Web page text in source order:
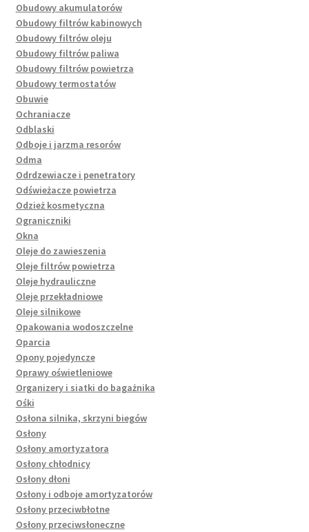
Obudowy akumulatorów
Obudowy filtrów kabinowych
Obudowy filtrów oleju
Obudowy filtrów paliwa
Obudowy filtrów powietrza
Obudowy termostatów
Obuwie
Ochraniacze
Odblaski
Odboje i jarzma resorów
Odma
Odrdzewiacze i penetratory
Odświeżacze powietrza
Odzież kosmetyczna
Ograniczniki
Okna
Oleje do zawieszenia
Oleje filtrów powietrza
Oleje hydrauliczne
Oleje przekładniowe
Oleje silnikowe
Opakowania wodoszczelne
Oparcia
Opony pojedyncze
Oprawy oświetleniowe
Organizery i siatki do bagażnika
Ośki
Osłona silnika, skrzyni biegów
Osłony
Osłony amortyzatora
Osłony chłodnicy
Osłony dłoni
Osłony i odboje amortyzatorów
Osłony przeciwbłotne
Osłony przeciwsłoneczne